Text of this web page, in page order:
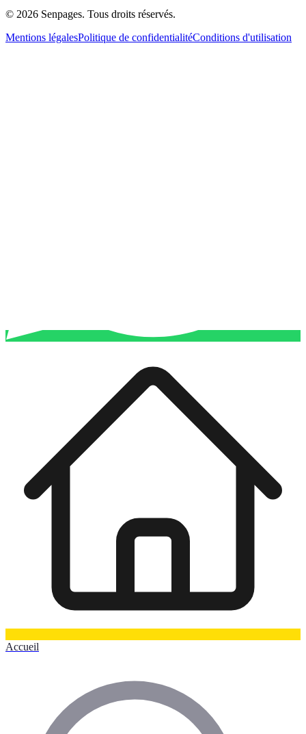
© 2026 Senpages. Tous droits réservés.
Mentions légalesPolitique de confidentialitéConditions d'utilisation
Accueil